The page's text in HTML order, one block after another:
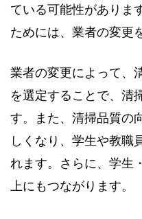
ている可能性がありま
ためには、業者の変更
業者の変更によって、
を選定することで、清
す。また、清掃品質の
しくなり、学生や教職
れます。さらに、学生
上にもつながります。